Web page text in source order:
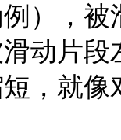
例），
动片
，就